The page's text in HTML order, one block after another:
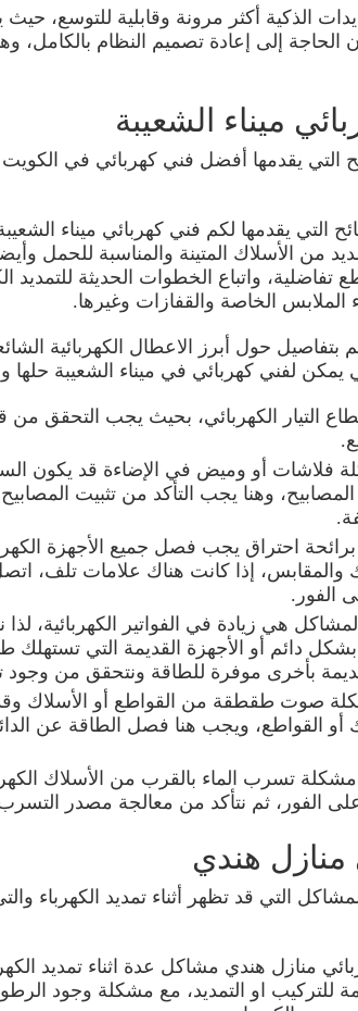
الذكية أكثر مرونة وقابلية للتوسع،
الحاجة إلى إعادة تصميم النظام بالكامل،
ميناء الشعيبة
التي يقدمها أفضل فني كهربائي في الكويت
التي يقدمها لكم فني كهربائي ميناء
من الأسلاك المتينة والمناسبة للحمل
تفاضلية، واتباع الخطوات الحديثة للتمديد
الملابس الخاصة والقفازات وغيرها.
بتفاصيل حول أبرز الاعطال الكهربائية
يمكن لفني كهربائي في ميناء الشعيبة حلها
التيار الكهربائي، بحيث يجب التحقق من
فلاشات أو وميض في الإضاءة قد يكون
المصابيح، وهنا يجب التأكد من تثبيت
احتراق يجب فصل جميع الأجهزة
والمقابس، إذا كانت هناك علامات تلف،
الفور.
هي زيادة في الفواتير الكهربائية،
دائم أو الأجهزة القديمة التي تستهلك
بأخرى موفرة للطاقة ونتحقق من وجود
صوت طقطقة من القواطع أو الأسلاك
أو القواطع، ويجب هنا فصل الطاقة عن
مشكلة تسرب الماء بالقرب من الأسلاك
على الفور، ثم نتأكد من معالجة مصدر
منازل هندي
التي قد تظهر أثناء تمديد الكهرباء
منازل هندي مشاكل عدة اثناء تمديد
للتركيب او التمديد، مع مشكلة وجود